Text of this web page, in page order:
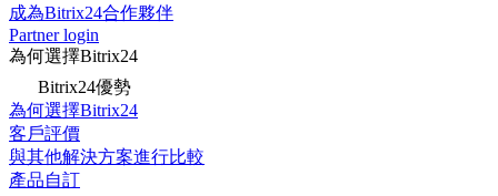
成為Bitrix24合作夥伴
Partner login
為何選擇Bitrix24
Bitrix24優勢
為何選擇Bitrix24
客戶評價
與其他解決方案進行比較
產品自訂